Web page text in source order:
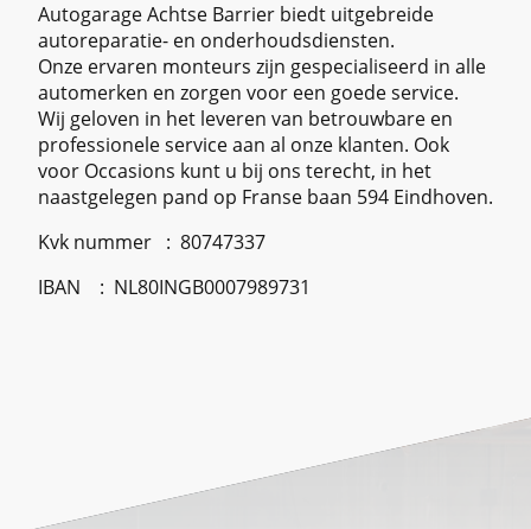
Autogarage Achtse Barrier biedt uitgebreide
autoreparatie- en onderhoudsdiensten.
Onze ervaren monteurs zijn gespecialiseerd in alle
automerken en zorgen voor een goede service.
Wij geloven in het leveren van betrouwbare en
professionele service aan al onze klanten. Ook
voor Occasions kunt u bij ons terecht, in het
naastgelegen pand op Franse baan 594 Eindhoven.
Kvk nummer : 80747337
IBAN : NL80INGB0007989731